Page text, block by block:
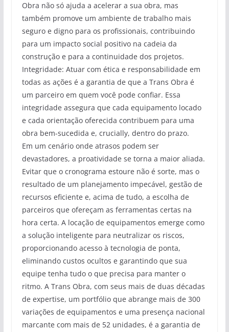
Obra não só ajuda a acelerar a sua obra, mas
também promove um ambiente de trabalho mais
seguro e digno para os profissionais, contribuindo
para um impacto social positivo na cadeia da
construção e para a continuidade dos projetos.
Integridade: Atuar com ética e responsabilidade em
todas as ações é a garantia de que a Trans Obra é
um parceiro em quem você pode confiar. Essa
integridade assegura que cada equipamento locado
e cada orientação oferecida contribuem para uma
obra bem-sucedida e, crucially, dentro do prazo.
Em um cenário onde atrasos podem ser
devastadores, a proatividade se torna a maior aliada.
Evitar que o cronograma estoure não é sorte, mas o
resultado de um planejamento impecável, gestão de
recursos eficiente e, acima de tudo, a escolha de
parceiros que ofereçam as ferramentas certas na
hora certa. A locação de equipamentos emerge como
a solução inteligente para neutralizar os riscos,
proporcionando acesso à tecnologia de ponta,
eliminando custos ocultos e garantindo que sua
equipe tenha tudo o que precisa para manter o
ritmo. A Trans Obra, com seus mais de duas décadas
de expertise, um portfólio que abrange mais de 300
variações de equipamentos e uma presença nacional
marcante com mais de 52 unidades, é a garantia de